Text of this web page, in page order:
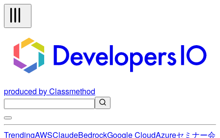
produced by Classmethod
TrendingAWSClaudeBedrockGoogle CloudAzureセミナー会